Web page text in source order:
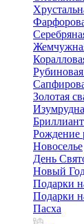
Рубиновая
Золотая
Рождение
Новоселье
День
Новый
Подарки
Подарки
Пасха